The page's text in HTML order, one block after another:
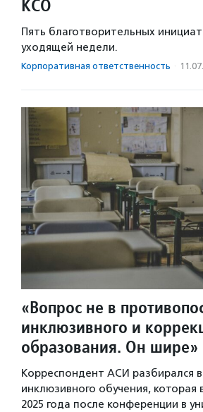
КСО
Пять благотворительных
уходящей недели.
Корпоративная ответственность ·
«Вопрос не в
инклюзивного и
образования. Он шире»
Корреспондент АСИ разбирался в
инклюзивного обучения, которая
2025 года после конференции в